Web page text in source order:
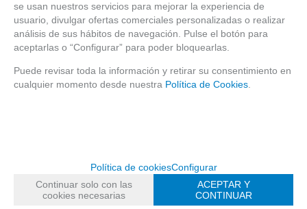
04115
MARVEL
3X49
-
+
04116
EDAD:6+
+
AÑADIR A
se usan nuestros servicios para mejorar la experiencia de
usuario, divulgar ofertas comerciales personalizadas o realizar
análisis de sus hábitos de navegación. Pulse el botón para
aceptarlas o “Configurar” para poder bloquearlas.
Puede revisar toda la información y retirar su consentimiento en
cualquier momento desde nuestra Política de Cookies
Política de cookiesConfigurar
Continuar solo con las
cookies necesarias
ACEPTAR Y
CONTINUAR